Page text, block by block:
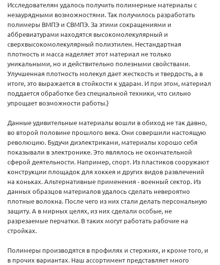
Исследователям удалось получить полимерные материалы с
незаурядными возможностями. Так получилось разработать
полимеры ВМПЭ и СВМПЭ. За этими сокращениями и
аббревиатурами находятся высокомолекулярный и
сверхвысокомолекулярный полиэтилен. Нестандартная
плотность и масса наделяет этот материал не только
уникальными, но и действительно полезными свойствами.
Улучшенная плотность молекул дает жесткость и твердость, а в
итоге, это выражается в стойкости к ударам. И при этом, материал
поддается обработке без специальной техники, что сильно
упрощает возможности работы.}
Данные удивительные материалы вошли в обиход не так давно,
во второй половине прошлого века. Они совершили настоящую
революцию. Будучи диэлектриками, материалы хорошо себя
показывали в электронике. Это являлось не окончательной
сферой деятельности. Например, спорт. Из пластиков сооружают
конструкции площадок для хоккея и других видов развлечений
на коньках. Альтернативные применения - военный сектор. Из
данных образцов материалов удалось сделать невероятно
плотные волокна. После чего из них стали делать персональную
защиту. А в мирных целях, из них сделали особые, не
разрезаемые перчатки. В таких могут работать рабочие на
стройках.
Полимеры производятся в профилях и стержнях, и кроме того, и
в прочих вариантах. Наш ассортимент представляет много